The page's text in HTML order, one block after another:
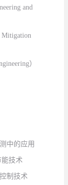
and
Mitigation
）
中的应用
技术
制技术